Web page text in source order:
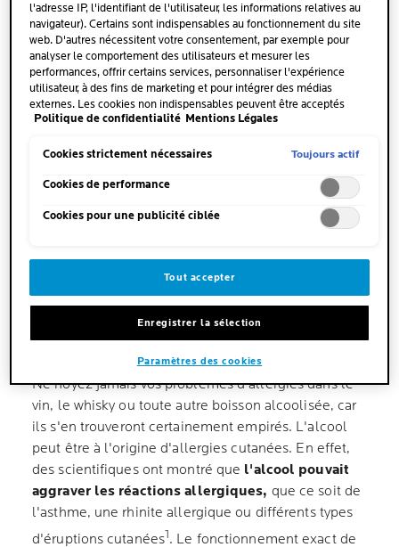
aérien.
Les astucesPrivilégiez le nettoyage au moyen
d'instruments mouillés plutôt que secs. Pour la
poussière, optez pour unchiffon en microfibre
humide.Votre meilleur allié anti-allergies ?
L'aspirateur , tout simplement. Aspirez vos sols,
recueille la poussière. Dernier conseil : les produits
d'entretien peuvent également être allergènes,
donc équipez-vous d'un masque et de gants, et
2. L'ALCOOL PEUT FAVORISER LES
RÉACTIONS ALLERGIQUES
Ne noyez jamais vos problèmes d'allergies dans le
vin, le whisky ou toute autre boisson alcoolisée, car
ils s'en trouveront certainement empirés. L'alcool
peut être à l'origine d'allergies cutanées. En effet,
des scientifiques ont montré que l'alcool pouvait
aggraver les réactions allergiques, que ce soit de
l'asthme, une rhinite allergique ou différents types
d'éruptions cutanées1. Le fonctionnement exact de
l'adresse IP, l'identifiant de l'utilisateur, les informations relatives au
navigateur). Certains sont indispensables au fonctionnement du site
web. D'autres nécessitent votre consentement, par exemple pour
analyser le comportement des utilisateurs et mesurer les
performances, offrir certains services, personnaliser l'expérience
utilisateur, à des fins de marketing et pour intégrer des médias
externes. Les cookies non indispensables peuvent être acceptés
directement (« Accepter tous ») ou refusés (« Continuer sans
paramètres et d'enregistrer vos préférences (« Enregistrer mes choix
sur le lien « Paramètres des cookies ». Pour plus d'informations,
Politique de confidentialité Mentions Légales
Cookies strictement nécessaires Toujours actif
Cookies de performance
Cookies pour une publicité ciblée
Tout accepter
Enregistrer la sélection
Paramètres des cookies